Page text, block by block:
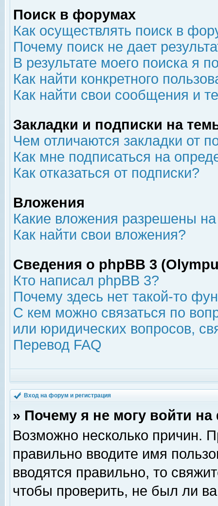
Поиск в форумах
Как осуществлять поиск в
Почему поиск не дает
В результате моего поиска я
Как найти конкретного
Как найти свои сообщения и
Закладки и подписки на
Чем отличаются закладки от
Как мне подписаться на
Как отказаться от подписки?
Вложения
Какие вложения разрешены
Как найти свои вложения?
Сведения о phpBB 3
Кто написал phpBB 3?
Почему здесь нет такой-то
С кем можно связаться по
или юридических вопросов,
Перевод FAQ
Вход на форум и регистрация
» Почему я не могу войти
Возможно несколько причин.
правильно вводите имя
вводятся правильно, то
чтобы проверить, не был ли